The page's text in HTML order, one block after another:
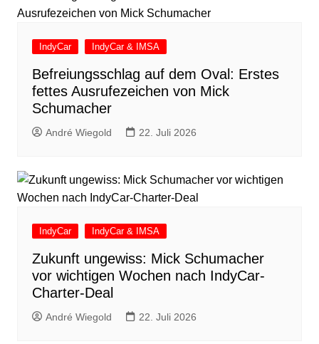
IndyCar IndyCar & IMSA
Befreiungsschlag auf dem Oval: Erstes
fettes Ausrufezeichen von Mick
Schumacher
André Wiegold 22. Juli 2026
IndyCar IndyCar & IMSA
Zukunft ungewiss: Mick Schumacher
vor wichtigen Wochen nach IndyCar-
Charter-Deal
André Wiegold 22. Juli 2026